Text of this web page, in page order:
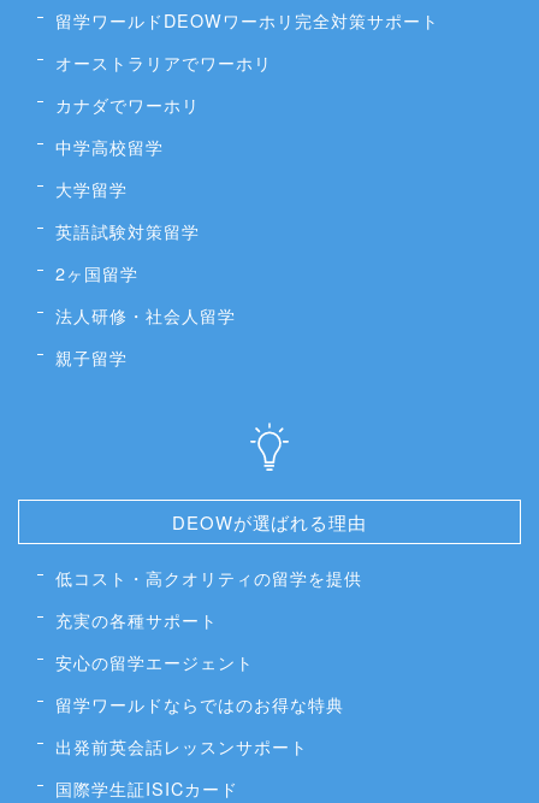
留学ワールドDEOWワーホリ完全対策サポート
オーストラリアでワーホリ
カナダでワーホリ
中学高校留学
大学留学
英語試験対策留学
2ヶ国留学
法人研修・社会人留学
親子留学
DEOWが選ばれる理由
低コスト・高クオリティの留学を提供
充実の各種サポート
安心の留学エージェント
留学ワールドならではのお得な特典
出発前英会話レッスンサポート
国際学生証ISICカード